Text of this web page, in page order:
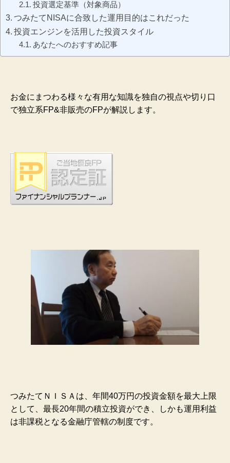
投資選定基準（対象商品）
つみたてNISAに合致した運用目的はこれだった
投資エンジンを活用した投資スタイル
あなたへのおすすめ記事
お金にまつわる様々な有用な知識を独自の視点や切り口
で独立系FP&非販売のFPが解説します。
つみたてＮＩＳＡは、年間40万円の投資金額を最大上限
として、最長20年間の積立投資ができ、しかも運用利益
は非課税となる金融庁管轄の制度です。